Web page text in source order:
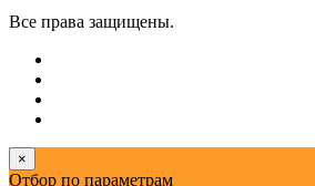
Все права защищены.
×
Отбор по параметрам